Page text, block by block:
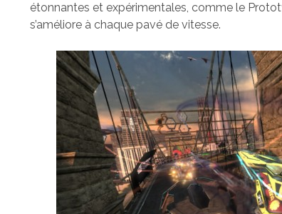
étonnantes et expérimentales, comme le
s’améliore à chaque pavé de vitesse.